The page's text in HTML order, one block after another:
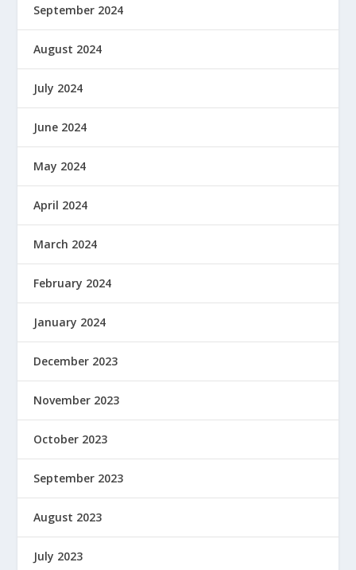
September 2024
August 2024
July 2024
June 2024
May 2024
April 2024
March 2024
February 2024
January 2024
December 2023
November 2023
October 2023
September 2023
August 2023
July 2023